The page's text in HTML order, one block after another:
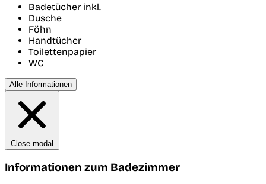
Badetücher inkl.
Dusche
Föhn
Handtücher
Toilettenpapier
WC
Alle Informationen
Close modal
Informationen zum Badezimmer